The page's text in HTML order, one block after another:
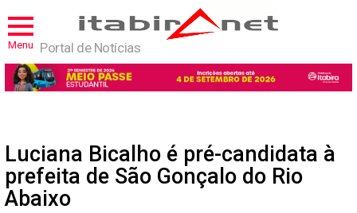
Menu Portal de Notícias
Luciana Bicalho é pré-candidata à
prefeita de São Gonçalo do Rio
Abaixo